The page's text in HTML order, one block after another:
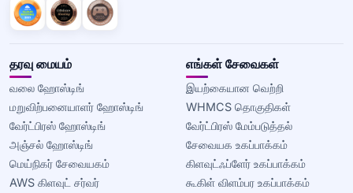
தரவு மையம்
வலை ஹோஸ்டிங்
மறுவிற்பனையாளர் ஹோஸ்டிங்
வேர்ட்பிரஸ் ஹோஸ்டிங்
அஞ்சல் ஹோஸ்டிங்
மெய்நிகர் சேவையகம்
AWS கிளவுட் சர்வர்
எங்கள் சேவைகள்
இயற்கையான வெற்றி
WHMCS தொகுதிகள்
வேர்ட்பிரஸ் மேம்படுத்தல்
சேவையக உகப்பாக்கம்
கிளவுட்ஃப்ளேர் உகப்பாக்கம்
கூகிள் விளம்பர உகப்பாக்கம்